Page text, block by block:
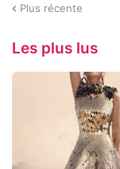
Plus récente
Les plus lus